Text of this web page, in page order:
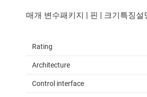
Rating
Architecture
Control interface